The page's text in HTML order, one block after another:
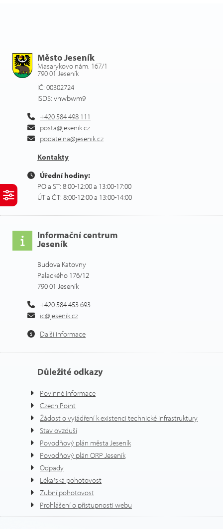
Město Jeseník
Masarykovo nám. 167/1
790 01 Jeseník
IČ: 00302724
ISDS: vhwbwm9
+420 584 498 111
posta@jesenik.cz
podatelna@jesenik.cz
Kontakty
Úřední hodiny:
PO a ST: 8:00-12:00 a 13:00-17:00
ÚT a ČT: 8:00-12:00 a 13:00-14:00
Informační centrum
Jeseník
Budova Katovny
Palackého 176/12
790 01 Jeseník
+420 584 453 693
ic@jesenik.cz
Další informace
Důležité odkazy
Povinné informace
Czech Point
Žádost o vyjádření k existenci technické infrastruktury
Stav ovzduší
Povodňový plán města Jeseník
Povodňový plán ORP Jeseník
Odpady
Lékařská pohotovost
Zubní pohotovost
Prohlášení o přístupnosti webu